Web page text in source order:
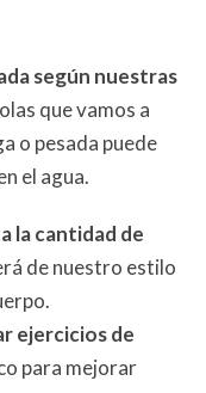
según nuestras
que vamos a
o pesada puede
el agua.
la cantidad de
de nuestro estilo
ejercicios de
para mejorar